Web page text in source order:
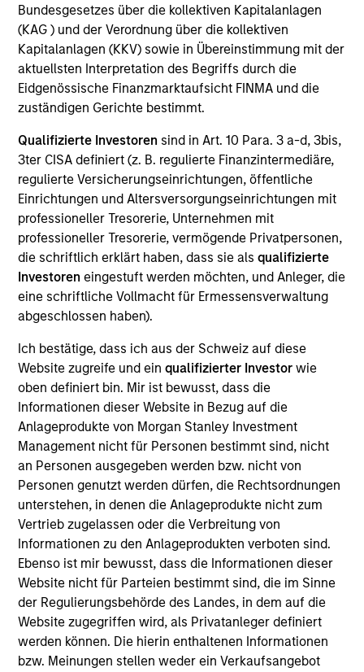
Bundesgesetzes über die kollektiven Kapitalanlagen
(KAG ) und der Verordnung über die kollektiven
Kapitalanlagen (KKV) sowie in Übereinstimmung mit der
aktuellsten Interpretation des Begriffs durch die
Eidgenössische Finanzmarktaufsicht FINMA und die
zuständigen Gerichte bestimmt.
Qualifizierte Investoren sind in Art. 10 Para. 3 a-d, 3bis,
3ter CISA definiert (z. B. regulierte Finanzintermediäre,
regulierte Versicherungseinrichtungen, öffentliche
Einrichtungen und Altersversorgungseinrichtungen mit
professioneller Tresorerie, Unternehmen mit
professioneller Tresorerie, vermögende Privatpersonen,
die schriftlich erklärt haben, dass sie alsqualifizierte
Investoren eingestuft werden möchten, und Anleger, die
eine schriftliche Vollmacht für Ermessensverwaltung
abgeschlossen haben).
Ich bestätige, dass ich aus der Schweiz auf diese
Website zugreife und ein qualifizierter Investor wie
oben definiert bin. Mir ist bewusst, dass die
Informationen dieser Website in Bezug auf die
Anlageprodukte von Morgan Stanley Investment
Management nicht für Personen bestimmt sind, nicht
an Personen ausgegeben werden bzw. nicht von
Personen genutzt werden dürfen, die Rechtsordnungen
unterstehen, in denen die Anlageprodukte nicht zum
Vertrieb zugelassen oder die Verbreitung von
Informationen zu den Anlageprodukten verboten sind.
Ebenso ist mir bewusst, dass die Informationen dieser
Website nicht für Parteien bestimmt sind, die im Sinne
der Regulierungsbehörde des Landes, in dem auf die
Website zugegriffen wird, als Privatanleger definiert
werden können. Die hierin enthaltenen Informationen
bzw. Meinungen stellen weder ein Verkaufsangebot
Overview
Our focus is on value creation through management
strategic add-on acquisitions and thoughtful
capitalization. We invest primarily in control
transactions via founder-led recapitalizations, growth
equity investments, industry roll-ups, management
buyouts, corporate carve-outs and platform builds.
Throughout our history, we have maintained a
consistent middle-market focus, investing in
companies across a broad range of industries with
enterprise values from $200 million to $800 million
and EBITDA from $15 million to $60 million.
How We Work With Companies
What Makes Us Different